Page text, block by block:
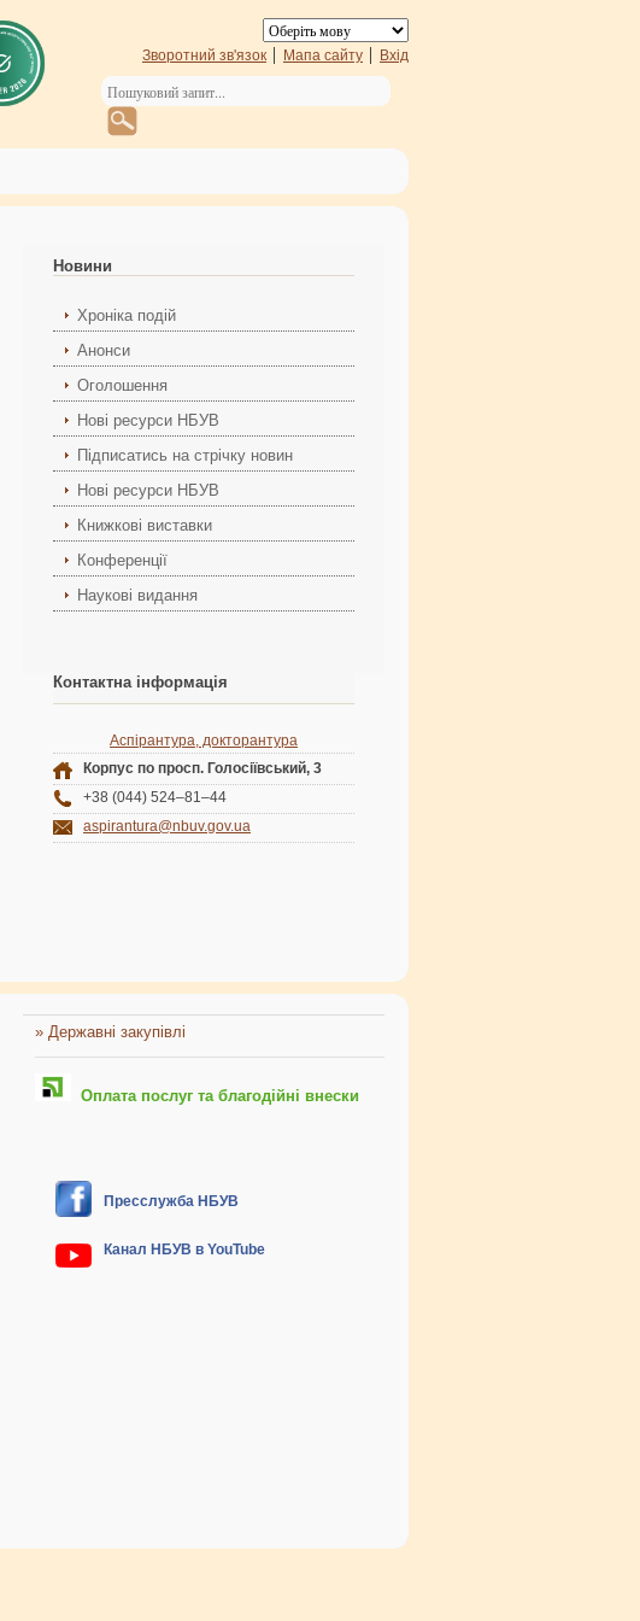
Зворотний зв'язок Мапа сайту Вхід
Новини
Хроніка подій
Анонси
Оголошення
Нові ресурси НБУВ
Підписатись на стрічку новин
Нові ресурси НБУВ
Книжкові виставки
Конференції
Наукові видання
Контактна інформація
Аспірантура, докторантура
Корпус по просп. Голосіївський, 3
+38 (044) 524–81–44
aspirantura@nbuv.gov.ua
» Державні закупівлі
Оплата послуг та благодійні внески
Пресслужба НБУВ
Канал НБУВ в YouTube